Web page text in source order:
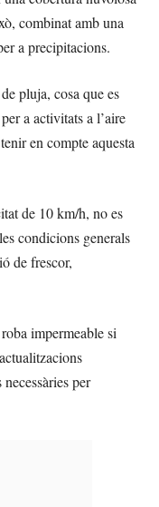
combinat amb una
a precipitacions.
pluja, cosa que es
a activitats a l’aire
en compte aquesta
de 10 km/h, no es
condicions generals
de frescor,
impermeable si
per